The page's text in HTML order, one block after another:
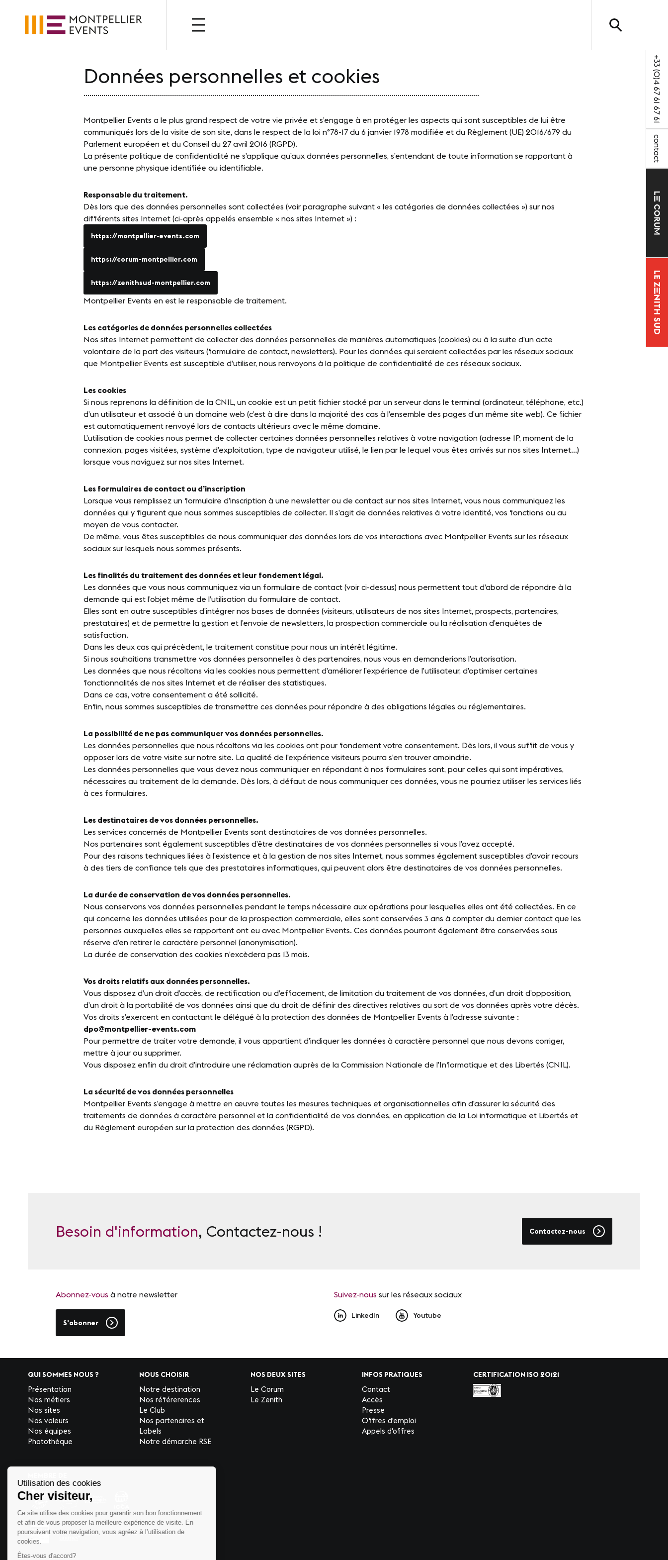
+33 (0)4 67 61 67 61
contact
Nos métiers
Nos valeurs
Photothèque
Notre destination
Nos références
Nos Partenaires et
Labels
Notre démarche RSE
Agenda
Presse
Appels d'offres
Le Zénith Sud
INFORMATIONS PRATIQUES SUIVEZ-NOUS
Données personnelles et cookies
.......................................................................................................................................................................................................
Montpellier Events a le plus grand respect de votre vie privée et s’engage à en protéger les aspects qui sont susceptibles de lui être
communiqués lors de la visite de son site, dans le respect de la loi n°78-17 du 6 janvier 1978 modifiée et du Règlement (UE) 2016/679 du
Parlement européen et du Conseil du 27 avril 2016 (RGPD).
La présente politique de confidentialité ne s’applique qu’aux données personnelles, s’entendant de toute information se rapportant à
une personne physique identifiée ou identifiable.
Responsable du traitement.
Dès lors que des données personnelles sont collectées (voir paragraphe suivant « les catégories de données collectées ») sur nos
différents sites Internet (ci-après appelés ensemble « nos sites Internet ») :
https://montpellier-events.com
https://corum-montpellier.com
https://zenithsud-montpellier.com
Montpellier Events en est le responsable de traitement.
Les catégories de données personnelles collectées
Nos sites Internet permettent de collecter des données personnelles de manières automatiques (cookies) ou à la suite d’un acte
volontaire de la part des visiteurs (formulaire de contact, newsletters). Pour les données qui seraient collectées par les réseaux sociaux
que Montpellier Events est susceptible d’utiliser, nous renvoyons à la politique de confidentialité de ces réseaux sociaux.
Les cookies
Si nous reprenons la définition de la CNIL, un cookie est un petit fichier stocké par un serveur dans le terminal (ordinateur, téléphone, etc.)
d’un utilisateur et associé à un domaine web (c’est à dire dans la majorité des cas à l’ensemble des pages d’un même site web). Ce fichier
est automatiquement renvoyé lors de contacts ultérieurs avec le même domaine.
L’utilisation de cookies nous permet de collecter certaines données personnelles relatives à votre navigation (adresse IP, moment de la
connexion, pages visitées, système d’exploitation, type de navigateur utilisé, le lien par le lequel vous êtes arrivés sur nos sites Internet…)
lorsque vous naviguez sur nos sites Internet.
Les formulaires de contact ou d’inscription
Lorsque vous remplissez un formulaire d’inscription à une newsletter ou de contact sur nos sites Internet, vous nous communiquez les
données qui y figurent que nous sommes susceptibles de collecter. Il s’agit de données relatives à votre identité, vos fonctions ou au
moyen de vous contacter.
De même, vous êtes susceptibles de nous communiquer des données lors de vos interactions avec Montpellier Events sur les réseaux
sociaux sur lesquels nous sommes présents.
Les finalités du traitement des données et leur fondement légal.
Les données que vous nous communiquez via un formulaire de contact (voir ci-dessus) nous permettent tout d’abord de répondre à la
demande qui est l’objet même de l’utilisation du formulaire de contact.
Elles sont en outre susceptibles d’intégrer nos bases de données (visiteurs, utilisateurs de nos sites Internet, prospects, partenaires,
prestataires) et de permettre la gestion et l’envoie de newsletters, la prospection commerciale ou la réalisation d’enquêtes de
satisfaction.
Dans les deux cas qui précèdent, le traitement constitue pour nous un intérêt légitime.
Si nous souhaitions transmettre vos données personnelles à des partenaires, nous vous en demanderions l’autorisation.
Les données que nous récoltons via les cookies nous permettent d’améliorer l’expérience de l’utilisateur, d’optimiser certaines
fonctionnalités de nos sites Internet et de réaliser des statistiques.
Dans ce cas, votre consentement a été sollicité.
Enfin, nous sommes susceptibles de transmettre ces données pour répondre à des obligations légales ou réglementaires.
La possibilité de ne pas communiquer vos données personnelles.
Les données personnelles que nous récoltons via les cookies ont pour fondement votre consentement. Dès lors, il vous suffit de vous y
opposer lors de votre visite sur notre site. La qualité de l’expérience visiteurs pourra s’en trouver amoindrie.
Les données personnelles que vous devez nous communiquer en répondant à nos formulaires sont, pour celles qui sont impératives,
nécessaires au traitement de la demande. Dès lors, à défaut de nous communiquer ces données, vous ne pourriez utiliser les services liés
à ces formulaires.
Les destinataires de vos données personnelles.
Les services concernés de Montpellier Events sont destinataires de vos données personnelles.
Nos partenaires sont également susceptibles d’être destinataires de vos données personnelles si vous l’avez accepté.
Pour des raisons techniques liées à l’existence et à la gestion de nos sites Internet, nous sommes également susceptibles d’avoir recours
à des tiers de confiance tels que des prestataires informatiques, qui peuvent alors être destinataires de vos données personnelles.
La durée de conservation de vos données personnelles.
Nous conservons vos données personnelles pendant le temps nécessaire aux opérations pour lesquelles elles ont été collectées. En ce
qui concerne les données utilisées pour de la prospection commerciale, elles sont conservées 3 ans à compter du dernier contact que les
personnes auxquelles elles se rapportent ont eu avec Montpellier Events. Ces données pourront également être conservées sous
réserve d’en retirer le caractère personnel (anonymisation).
La durée de conservation des cookies n’excèdera pas 13 mois.
Vos droits relatifs aux données personnelles.
Vous disposez d’un droit d’accès, de rectification ou d’effacement, de limitation du traitement de vos données, d’un droit d’opposition,
d’un droit à la portabilité de vos données ainsi que du droit de définir des directives relatives au sort de vos données après votre décès.
Vos droits s’exercent en contactant le délégué à la protection des données de Montpellier Events à l’adresse suivante :
dpo@montpellier-events.com
Pour permettre de traiter votre demande, il vous appartient d’indiquer les données à caractère personnel que nous devons corriger,
mettre à jour ou supprimer.
Vous disposez enfin du droit d’introduire une réclamation auprès de la Commission Nationale de l’Informatique et des Libertés (CNIL).
La sécurité de vos données personnelles
Montpellier Events s’engage à mettre en œuvre toutes les mesures techniques et organisationnelles afin d’assurer la sécurité des
traitements de données à caractère personnel et la confidentialité de vos données, en application de la Loi informatique et Libertés et
du Règlement européen sur la protection des données (RGPD).
Besoin d'information, Contactez-nous ! Contactez-nous
Abonnez-vous à notre newsletter
S'abonner
Suivez-nous sur les réseaux sociaux
LinkedIn Youtube
QUI SOMMES NOUS ?
Présentation
Nos métiers
Nos sites
Nos valeurs
Nos équipes
Photothèque
NOUS CHOISIR
Notre destination
Nos référerences
Le Club
Nos partenaires et
Labels
Notre démarche RSE
NOS DEUX SITES
Le Corum
Le Zenith
INFOS PRATIQUES
Contact
Accès
Presse
Offres d'emploi
Appels d'offres
CERTIFICATION ISO 20121
Utilisation des cookies
Cher visiteur,
Ce site utilise des cookies pour garantir son bon fonctionnement
et afin de vous proposer la meilleure expérience de visite. En
poursuivant votre navigation, vous agréez à l’utilisation de
cookies.
Êtes-vous d'accord?